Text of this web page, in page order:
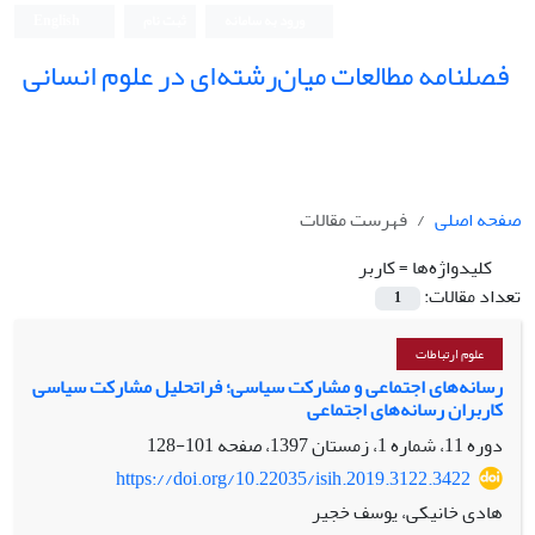
فصلنامه مطالعات میان‌رشته‌ای در علوم انسانی
صفحه اصلی
فهرست مقالات
کلیدواژه‌ها =کاربر
تعداد مقالات:
1
علوم ارتباطات
رسانه‌های اجتماعی و مشارکت سیاسی؛ فراتحلیل مشارکت سیاسی
کاربران رسانه‌های اجتماعی
دوره 11، شماره 1، زمستان 1397، صفحه
101-128
https://doi.org/10.22035/isih.2019.3122.3422
هادی خانیکی، یوسف خجیر